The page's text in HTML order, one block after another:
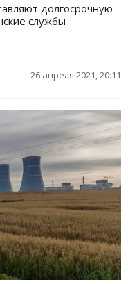
долгосрочную
службы
26 апреля 2021, 20:11